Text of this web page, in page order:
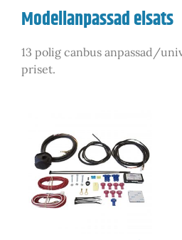
Modellanpassad elsats
13 polig canbus anpassad/
priset.